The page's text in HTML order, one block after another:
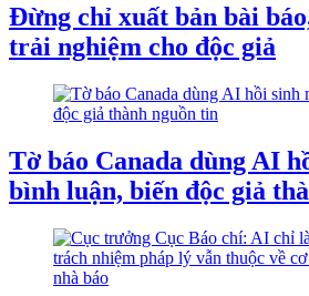
Đừng chỉ xuất bản bài
trải nghiệm cho độc giả
Tờ báo Canada dùng AI
bình luận, biến độc giả